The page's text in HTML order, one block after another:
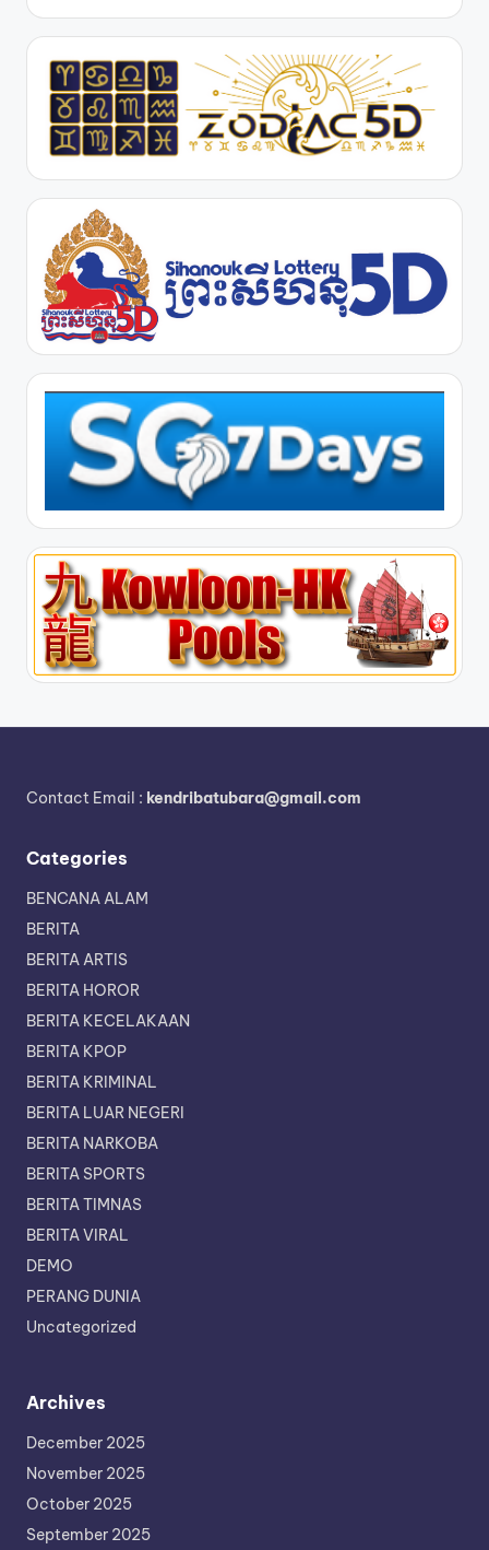
Contact Email : kendribatubara@gmail.com
Categories
BENCANA ALAM
BERITA
BERITA ARTIS
BERITA HOROR
BERITA KECELAKAAN
BERITA KPOP
BERITA KRIMINAL
BERITA LUAR NEGERI
BERITA NARKOBA
BERITA SPORTS
BERITA TIMNAS
BERITA VIRAL
DEMO
PERANG DUNIA
Uncategorized
Archives
December 2025
November 2025
October 2025
September 2025